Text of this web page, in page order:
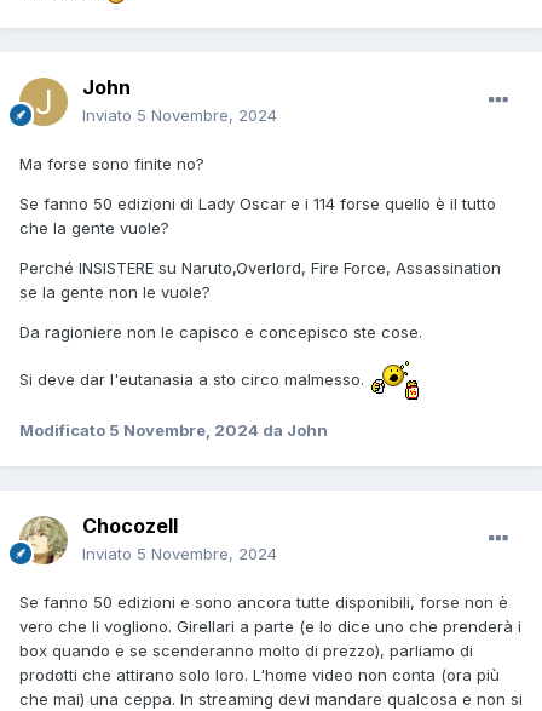
John
Inviato 5 Novembre, 2024
Ma forse sono finite no?
Se fanno 50 edizioni di Lady Oscar e i 114 forse quello è il tutto
che la gente vuole?
Perché INSISTERE su Naruto,Overlord, Fire Force, Assassination
se la gente non le vuole?
Da ragioniere non le capisco e concepisco ste cose.
Si deve dar l'eutanasia a sto circo malmesso.
Modificato 5 Novembre, 2024 da John
Chocozell
Inviato 5 Novembre, 2024
Se fanno 50 edizioni e sono ancora tutte disponibili, forse non è
vero che li vogliono. Girellari a parte (e lo dice uno che prenderà i
box quando e se scenderanno molto di prezzo), parliamo di
prodotti che attirano solo loro. L'home video non conta (ora più
che mai) una ceppa. In streaming devi mandare qualcosa e non si